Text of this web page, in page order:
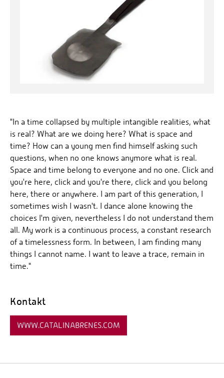
"In a time collapsed by multiple intangible realities, what
is real? What are we doing here? What is space and
time? How can a young men find himself asking such
questions, when no one knows anymore what is real.
Space and time belong to everyone and no one. Click and
you're here, click and you're there, click and you belong
here, there or anywhere. I am part of this generation, I
sometimes wish I wasn't. I dance alone knowing the
choices I'm given, nevertheless I do not understand them
all. My work is a continuous process, a constant research
of a timelessness form. In between, I am finding many
things I cannot name. I want to leave a trace, remain in
time."
Kontakt
WWW.CATALINABRENES.COM